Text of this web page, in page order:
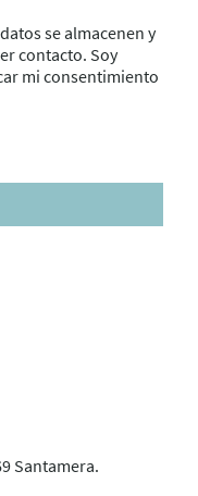
se almacenen y
contacto. Soy
mi consentimiento
Santamera.